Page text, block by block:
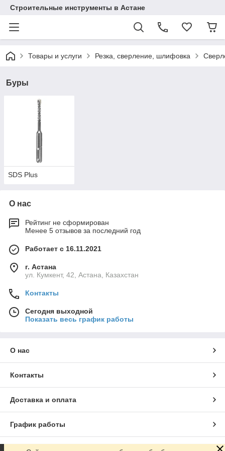
Строительные инструменты в Астане
Товары и услуги Резка, сверление, шлифовка
Буры
SDS Plus
О нас
Рейтинг не сформирован
Менее 5 отзывов за последний год
Работает с 16.11.2021
г. Астана
ул. Кумкент, 42, Астана, Казахстан
Контакты
Сегодня выходной
Показать весь график работы
О нас
Контакты
Доставка и оплата
График работы
Полная версия сайта